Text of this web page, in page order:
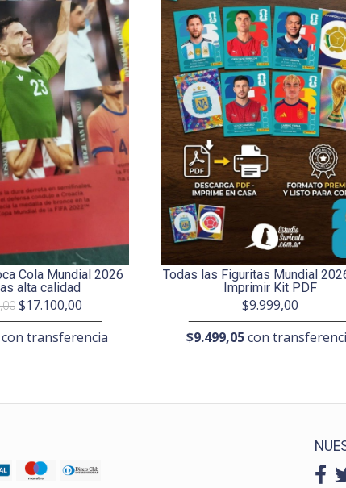
Cola Mundial 2026
alta calidad
$17.100,00
transferencia
Todas las Figuritas Mundial
Imprimir Kit PDF
$9.999,00
$9.499,05con